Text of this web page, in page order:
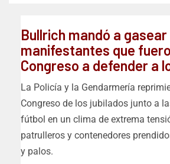
Bullrich mandó a gasear
manifestantes que
Congreso a defender a
La Policía y la Gendarmería
Congreso de los jubilados junto a
fútbol en un clima de extrema
patrulleros y contenedores
y palos.